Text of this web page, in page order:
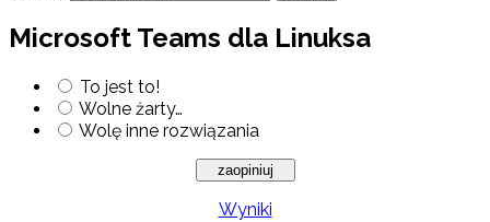
Microsoft Teams dla Linuksa
To jest to!
Wolne żarty…
Wolę inne rozwiązania
Wyniki